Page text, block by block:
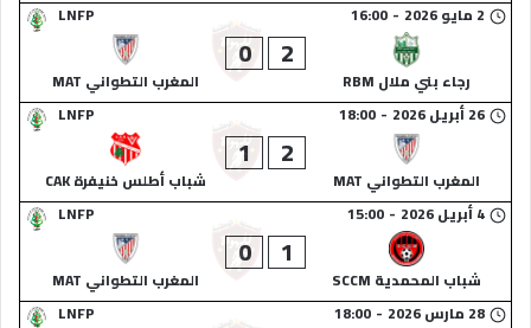
LNFP
2 مايو 2026 -
16:00
رجاء بني ملال RBM
2
0
المغرب التطواني MAT
LNFP
26 أبريل 2026 -
18:00
المغرب التطواني MAT
2
1
شباب أطلس خنيفرة CAK
LNFP
4 أبريل 2026 -
15:00
شباب المحمدية SCCM
1
0
المغرب التطواني MAT
LNFP
28 مارس 2026 -
18:00